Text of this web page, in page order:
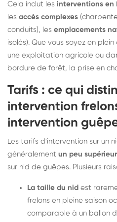
Cela inclut les interventions en
les accès complexes
conduits), les emplacements
isolés). Que vous soyez en
une exploitation agricole ou
bordure de forêt, la prise en
Tarifs : ce qui
intervention
intervention
Les tarifs d'intervention sur un
généralement un peu
sur nid de guêpes. Plusieurs
La taille du nid est
frelons en pleine saison
comparable à un ballon